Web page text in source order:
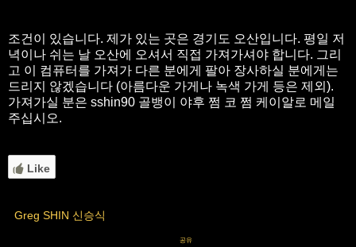
조건이 있습니다. 제가 있는 곳은 경기도 오산입니다. 평일 저
녁이나 쉬는 날 오산에 오셔서 직접 가져가셔야 합니다. 그리
고 이 컴퓨터를 가져가 다른 분에게 팔아 장사하실 분에게는
드리지 않겠습니다 (아름다운 가게나 녹색 가게 등은 제외).
가져가실 분은 sshin90 골뱅이 야후 쩜 코 쩜 케이알로 메일
주십시오.
Like
Greg SHIN 신승식
공유